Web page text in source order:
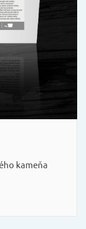
kameňa